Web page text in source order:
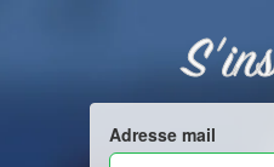
Adresse mail